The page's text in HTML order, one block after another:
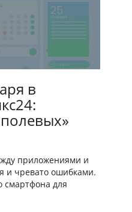
в
приложениями и
и чревато ошибками.
смартфона для